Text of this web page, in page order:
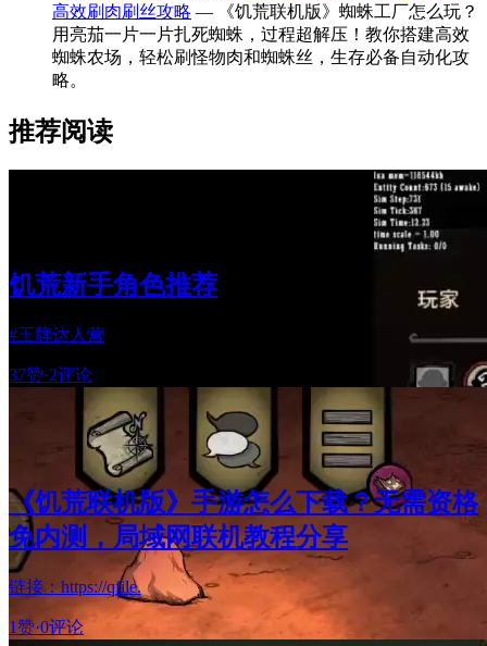
高效刷肉刷丝攻略 — 《饥荒联机版》蜘蛛工厂怎么玩？
用亮茄一片一片扎死蜘蛛，过程超解压！教你搭建高效
蜘蛛农场，轻松刷怪物肉和蜘蛛丝，生存必备自动化攻
略。
推荐阅读
饥荒新手角色推荐
#王牌达人营
37赞·2评论
《饥荒联机版》手游怎么下载？无需资格
免内测，局域网联机教程分享
链接：https://qfile.
1赞·0评论